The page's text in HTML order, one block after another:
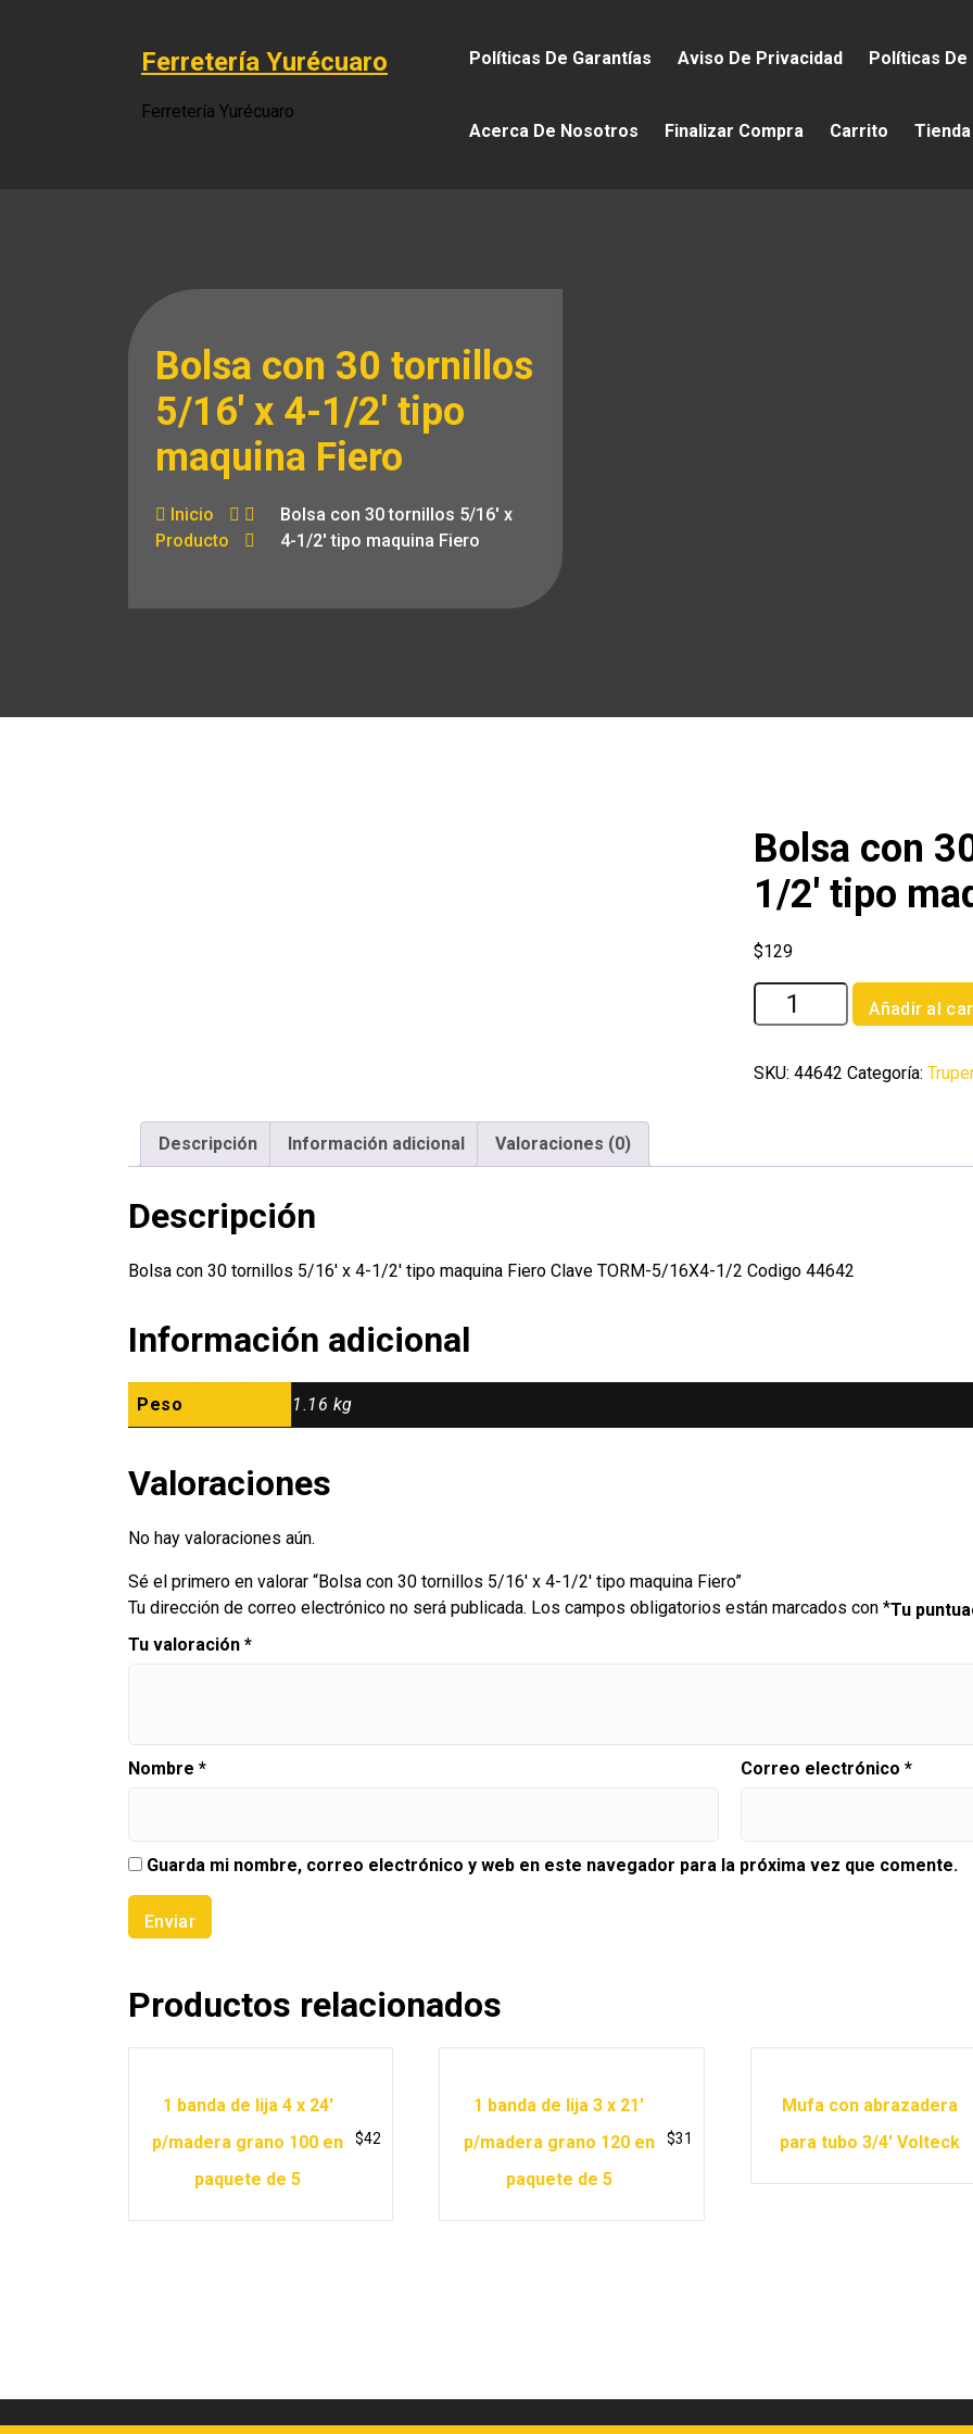
Ferretería Yurécuaro
Ferretería Yurécuaro
Políticas De Garantías Aviso De Privacidad Políticas De
Acerca De Nosotros Finalizar Compra Carrito
Bolsa con 30 tornillos
5/16′ x 4-1/2′ tipo
maquina Fiero
Inicio
Producto
Bolsa con 30 tornillos 5/16′ x
4-1/2′ tipo maquina Fiero
Bolsa con
1/2′ tipo
$129
Bolsa
con
tornillos
cantidad
Añadir al
SKU:44642 Categoría:
Descripción Información adicional Valoraciones (0)
Descripción
Bolsa con 30 tornillos 5/16′ x 4-1/2′ tipo maquina Fiero Clave TORM-5/16X4-1/2 Codigo 44642
Información adicional
Peso 1.16 kg
Valoraciones
No hay valoraciones aún.
Sé el primero en valorar “Bolsa con 30 tornillos 5/16′ x 4-1/2′ tipo maquina Fiero”
Tu dirección de correo electrónico no será publicada. Los campos obligatorios están marcados con *Tu
Tu valoración *
Nombre * Correo electrónico *
Guarda mi nombre, correo electrónico y web en este navegador para la próxima vez que comente.
Productos relacionados
1 banda de lija 4 x 24′
p/madera grano 100 en
paquete de 5
$42
1 banda de lija 3 x 21′
p/madera grano 120 en
paquete de 5
$31
Mufa con abrazadera
para tubo 3/4′ Volteck